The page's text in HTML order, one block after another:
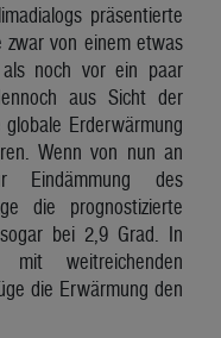
präsentierte
zwar von einem etwas
als noch vor ein paar
aus Sicht der
Erderwärmung
Wenn von nun an
Eindämmung des
die prognostizierte
bei 2,9 Grad. In
mit weitreichenden
die Erwärmung den